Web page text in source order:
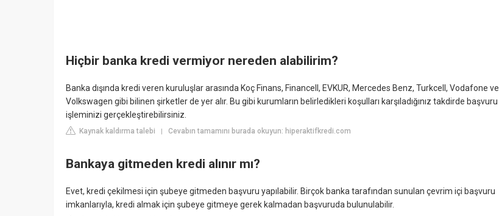
Hiçbir banka kredi vermiyor nereden alabilirim?
Banka dışında kredi veren kuruluşlar arasında Koç Finans, Financell, EVKUR, Mercedes Benz, Turkcell, Vodafone ve
Volkswagen gibi bilinen şirketler de yer alır. Bu gibi kurumların belirledikleri koşulları karşıladığınız takdirde başvuru
işleminizi gerçekleştirebilirsiniz.
Kaynak kaldırma talebi Cevabın tamamını burada okuyun: hiperaktifkredi.com
Bankaya gitmeden kredi alınır mı?
Evet, kredi çekilmesi için şubeye gitmeden başvuru yapılabilir. Birçok banka tarafından sunulan çevrim içi başvuru
imkanlarıyla, kredi almak için şubeye gitmeye gerek kalmadan başvuruda bulunulabilir.